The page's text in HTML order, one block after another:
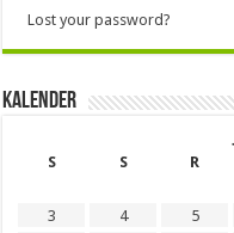
Lost your password?
Kalender
S
S R
3
4 5